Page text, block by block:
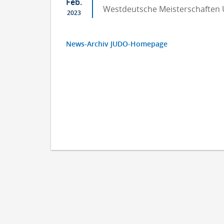
2023 Westdeutsche Meisterschaften
News-Archiv JUDO-Homepage